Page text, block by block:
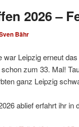
2026 –
Bähr
Leipzig erneut
zum 33. Mal!
ganz Leipzig
ablief erfahrt ihr in